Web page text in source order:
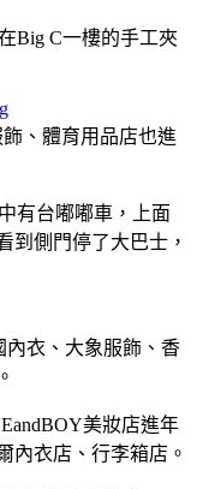
Big C一樓的手工夾
、體育用品店也進
有台嘟嘟車，上面
到側門停了大巴士，
內衣、大象服飾、香
美妝店進年
內衣店、行李箱店。